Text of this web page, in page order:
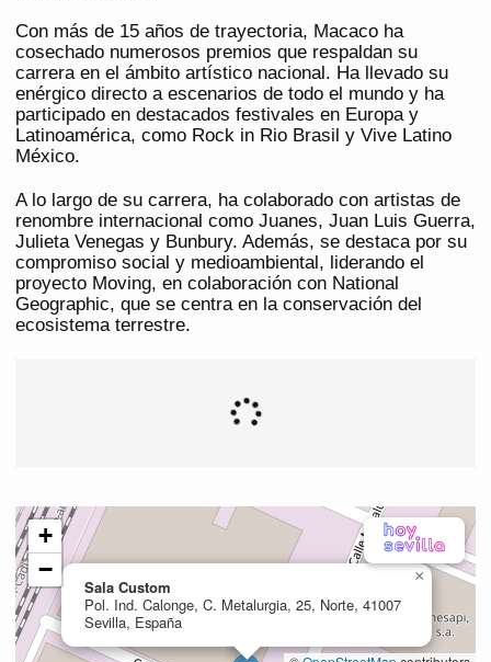
Con más de 15 años de trayectoria, Macaco ha
cosechado numerosos premios que respaldan su
carrera en el ámbito artístico nacional. Ha llevado su
enérgico directo a escenarios de todo el mundo y ha
participado en destacados festivales en Europa y
Latinoamérica, como Rock in Rio Brasil y Vive Latino
México.
A lo largo de su carrera, ha colaborado con artistas de
renombre internacional como Juanes, Juan Luis Guerra,
Julieta Venegas y Bunbury. Además, se destaca por su
compromiso social y medioambiental, liderando el
proyecto Moving, en colaboración con National
Geographic, que se centra en la conservación del
ecosistema terrestre.